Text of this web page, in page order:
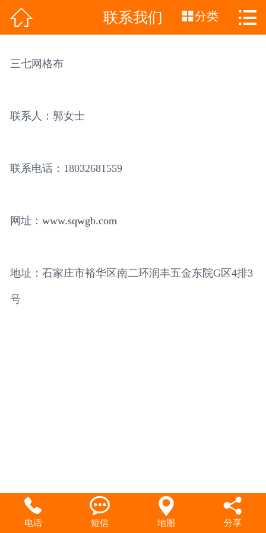
 网站首页
 联系我们 分类 
三七网格布
联系人：郭女士
联系电话：18032681559
网址： www.sqwgb.com
地址：石家庄市裕华区南二环润丰五金东院G区4排3
号

电话

短信

地图

分享